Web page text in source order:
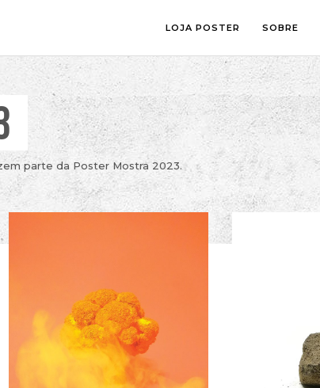
LOJA POSTER
SALA
QUARTO
ESCRITÓRIO
ESPAÇOS CRIANÇA
SOBRE
parte da Poster Mostra 2023.